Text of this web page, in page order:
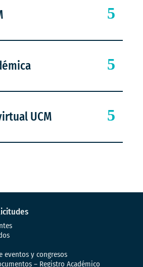
UCM
eventos y congresos
– Registro Académico